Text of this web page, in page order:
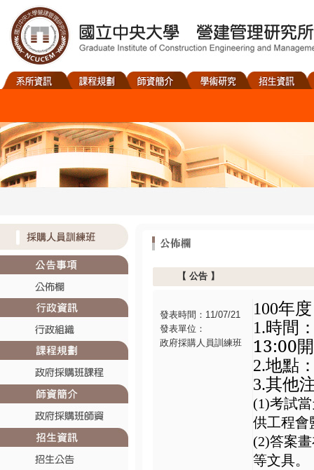
【 公告 】
發表時間：11/07/21
發表單位：
政府採購人員訓練班
100年
1.時間
13:00
2.地點
3.其他
(1)考試
供工程會
(2)答案
等文具。